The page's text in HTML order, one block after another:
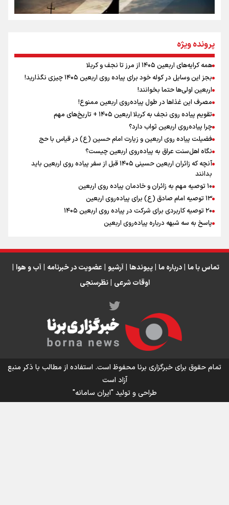
نگاه تمدنی رهبر شهید به فضای مجازی
رابطه کارگر و کارفرما در اندیشه رهبر شهید: از تضاد به
زوجیت
اینفو برنا / توصیه‌هایی طلایی برای پیاده روی اربعین
اینفو برنا / جدول کامل فاصله مرز شلمچه تا شهرهای زیارتی
عراق
اینفو برنا/ میزان مالیات بر ارزش افزوده چقدر است؟
پرونده ویژه
همه کرایه‌های اربعین ۱۴۰۵ از مرز تا نجف و کربلا
بجز این وسایل در کوله خود برای پیاده روی اربعین ۱۴۰۵ چیزی نگذارید!
اربعین اولی‌ها حتما بخوانند!
مصرف این غذاها در طول پیاده‌روی اربعین ممنوع!
تقویم پیاده روی نجف به کربلا اربعین ۱۴۰۵ + تاریخ‌های مهم
چرا پیاده‌روی اربعین ثواب دارد؟
فضیلت پیاده روی اربعین و زیارت امام حسین (ع) در قیاس با حج
نگاه اهل‌سنت عراق به پیاده‌روی اربعین چیست؟
آنچه که زائران اربعین حسینی ۱۴۰۵ قبل از سفر پیاده روی اربعین باید
بدانند
۱۰ توصیه مهم به زائران و خادمان پیاده روی اربعین
۱۳ توصیه امام صادق (ع) برای پیاده‌روی اربعین
۲۰ توصیه کاربردی برای شرکت در پیاده روی اربعین ۱۴۰۵
پاسخ به سه‌ شبهه درباره پیاده‌روی اربعین
تماس با ما | درباره ما | پیوندها | آرشیو | عضویت در خبرنامه | آب و هوا |
اوقات شرعی | نظرسنجی
تمام حقوق برای خبرگزاری برنا محفوظ است. استفاده از مطالب با ذکر منبع
آزاد است
طراحی و تولید"ایران سامانه"